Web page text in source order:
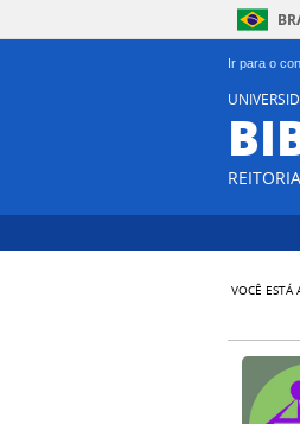
Ir para o
REITORIA
VOCÊ ESTÁ